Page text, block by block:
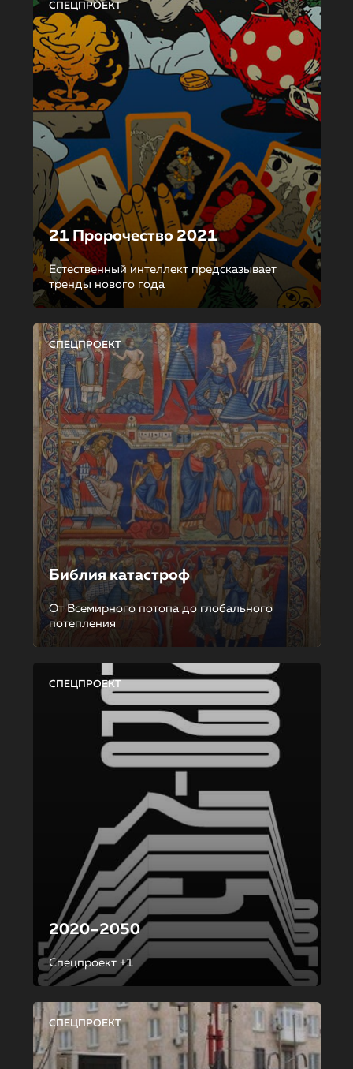
СПЕЦПРОЕКТ
21 Пророчество 2021
Естественный интеллект предсказывает
тренды нового года
СПЕЦПРОЕКТ
Библия катастроф
От Всемирного потопа до глобального
потепления
СПЕЦПРОЕКТ
2020–2050
Спецпроект +1
СПЕЦПРОЕКТ